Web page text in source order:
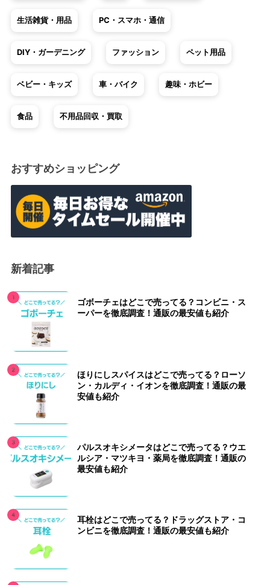
生活雑貨・用品 PC・スマホ・通信
DIY・ガーデニング ファッション ペット用品
ベビー・キッズ 車・バイク 趣味・ホビー
食品 不用品回収・買取
おすすめショッピング
新着記事
ゴボーチェはどこで売ってる？コンビニ・ス
ーパーを徹底調査！通販の最安値も紹介
ほりにしスパイスはどこで売ってる？ローソ
ン・カルディ・イオンを徹底調査！通販の最
安値も紹介
パルスオキシメータはどこで売ってる？ウエ
ルシア・マツキヨ・薬局を徹底調査！通販の
最安値も紹介
耳栓はどこで売ってる？ドラッグストア・コ
ンビニを徹底調査！通販の最安値も紹介